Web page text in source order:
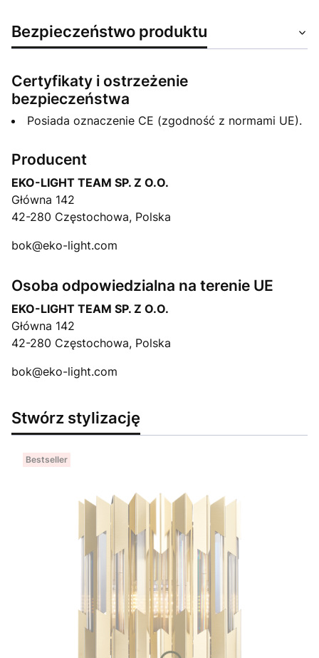
Bezpieczeństwo produktu
Certyfikaty i ostrzeżenie
bezpieczeństwa
Posiada oznaczenie CE (zgodność z normami UE).
Producent
EKO-LIGHT TEAM SP. Z O.O.
Główna 142
42-280 Częstochowa, Polska
bok@eko-light.com
Osoba odpowiedzialna na terenie UE
EKO-LIGHT TEAM SP. Z O.O.
Główna 142
42-280 Częstochowa, Polska
bok@eko-light.com
Stwórz stylizację
Bestseller